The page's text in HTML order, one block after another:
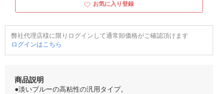
お気に入り登録
弊社代理店様に限りログインして通常卸価格がご確認頂けます
ログインはこちら
商品説明
●淡いブルーの高粘性の汎用タイプ。